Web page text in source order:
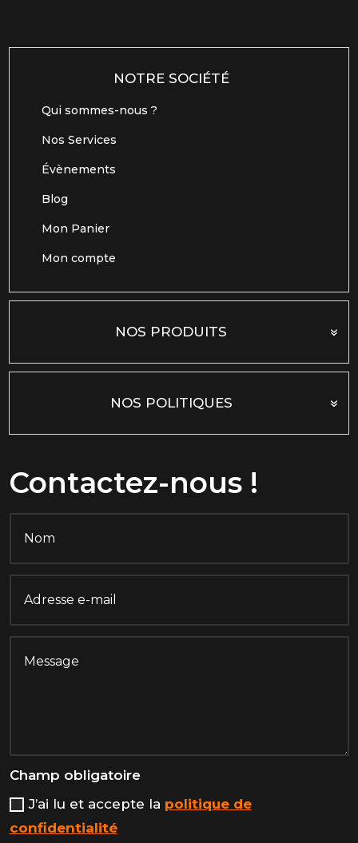
NOTRE SOCIÉTÉ
Qui sommes-nous ?
Nos Services
Évènements
Blog
Mon Panier
Mon compte
NOS PRODUITS
NOS POLITIQUES
Contactez-nous !
Champ obligatoire
J’ai lu et accepte la politique de
confidentialité